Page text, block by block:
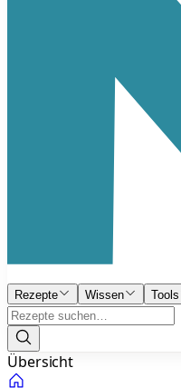
Rezepte Wissen Tools
Übersicht